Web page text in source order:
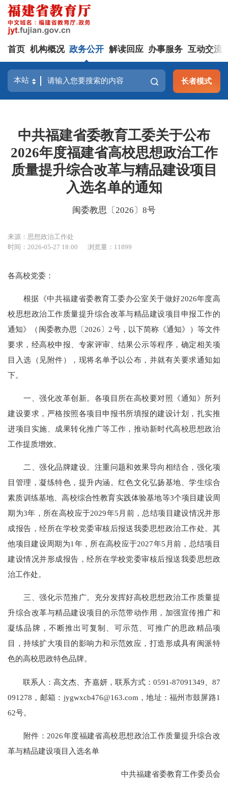
首页 机构概况 政务公开 解读回应 办事服务 互动交流
长者模式
中共福建省委教育工委关于公布
2026年度福建省高校思想政治工作
质量提升综合改革与精品建设项目
入选名单的通知
闽委教思〔2026〕8号
来源：思想政治工作处
时间：2026-05-27 18:00
浏览量：11899
各高校党委：
根据《中共福建省委教育工委办公室关于做好2026年度高
校思想政治工作质量提升综合改革与精品建设项目申报工作的
通知》（闽委教办思〔2026〕2号，以下简称《通知》）等文件
要求，经高校申报、专家评审、结果公示等程序，确定相关项
目入选（见附件），现将名单予以公布，并就有关要求通知如
下。
一、强化改革创新。各项目所在高校要对照《通知》所列
建设要求，严格按照各项目申报书所填报的建设计划，扎实推
进项目实施、成果转化推广等工作，推动新时代高校思想政治
工作提质增效。
二、强化品牌建设。注重问题和效果导向相结合，强化项
目管理，凝练特色，提升内涵。红色文化弘扬基地、学生综合
素质训练基地、高校综合性教育实践体验基地等3个项目建设周
期为3年，所在高校应于2029年5月前，总结项目建设情况并形
成报告，经所在学校党委审核后报送我委思想政治工作处。其
他项目建设周期为1年，所在高校应于2027年5月前，总结项目
建设情况并形成报告，经所在学校党委审核后报送我委思想政
治工作处。
三、强化示范推广。充分发挥好高校思想政治工作质量提
升综合改革与精品建设项目的示范带动作用，加强宣传推广和
凝练品牌，不断推出可复制、可示范、可推广的思政精品项
目，持续扩大项目的影响力和示范效应，打造形成具有闽派特
色的高校思政特色品牌。
联系人：高文杰、齐嘉妍，联系方式：0591-87091349、87
091278，邮箱：jygwxcb476@163.com，地址：福州市鼓屏路1
62号。
附件：2026年度福建省高校思想政治工作质量提升综合改
革与精品建设项目入选名单
中共福建省委教育工作委员会